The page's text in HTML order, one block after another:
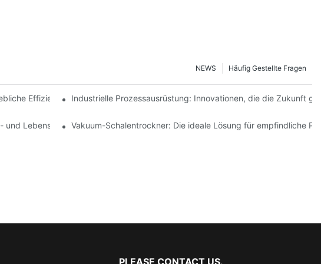
Häufig Gestellte Fragen
NEWS
Effizienz steigernIndustrielle Prozessausrüstung: Innovationen, die die Zukunft
und LebensmittelindustrieVakuum-Schalentrockner: Die ideale Lösung für empfindliche